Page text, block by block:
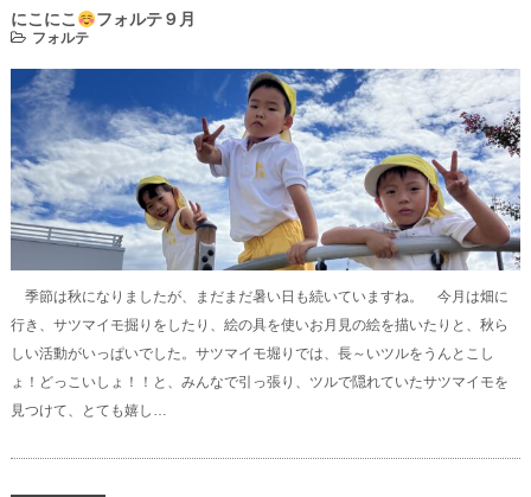
にこにこ フォルテ９月
フォルテ
季節は秋になりましたが、まだまだ暑い日も続いていますね。 今月は畑に
行き、サツマイモ掘りをしたり、絵の具を使いお月見の絵を描いたりと、秋ら
しい活動がいっぱいでした。サツマイモ堀りでは、長～いツルをうんとこし
ょ！どっこいしょ！！と、みんなで引っ張り、ツルで隠れていたサツマイモを
見つけて、とても嬉し…